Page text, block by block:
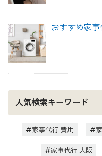
おすすめ家
人気検索キーワード
家事代行 費用
家事代行 大阪